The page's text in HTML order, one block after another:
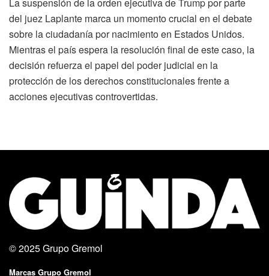
La suspensión de la orden ejecutiva de Trump por parte
del juez Laplante marca un momento crucial en el debate
sobre la ciudadanía por nacimiento en Estados Unidos.
Mientras el país espera la resolución final de este caso, la
decisión refuerza el papel del poder judicial en la
protección de los derechos constitucionales frente a
acciones ejecutivas controvertidas.
© 2025Grupo Gremol
Marcas Grupo Gremol